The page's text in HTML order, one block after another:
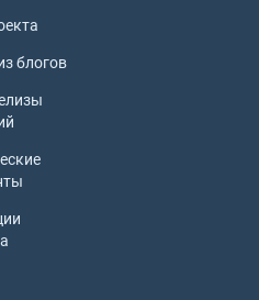
блогов